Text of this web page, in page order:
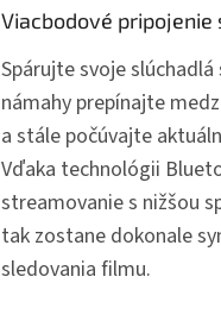
Viacbodové pripojenie
Spárujte svoje
námahy prepínajte
a stále počúvajte
Vďaka technológii
streamovanie s nižšou
tak zostane dokonale
sledovania filmu.